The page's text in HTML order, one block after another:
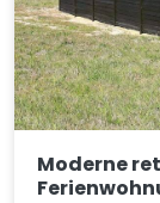
Moderne